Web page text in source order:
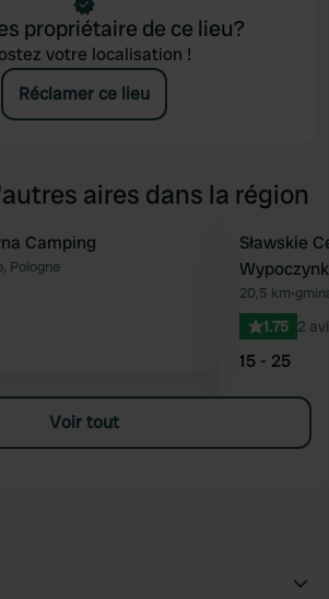
propriétaire de ce lieu?
votre localisation !
Réclamer ce lieu
aires dans la région
Préféré
Camping
Pologne
Sławskie
20,5 km•
1.75 2
15 - 25
Voir tout